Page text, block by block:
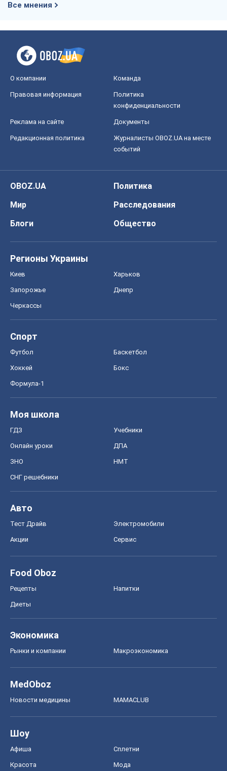
Все мнения
О компании Команда
Правовая информация
Политика
конфиденциальности
Реклама на сайте Документы
Редакционная политика
Журналисты OBOZ.UA на месте
событий
OBOZ.UA
Политика
Мир
Расследования
Блоги
Общество
Регионы Украины
Киев Харьков
Запорожье Днепр
Черкассы
Спорт
Футбол Баскетбол
Хоккей Бокс
Формула-1
Моя школа
ГДЗ Учебники
Онлайн уроки ДПА
ЗНО НМТ
СНГ решебники
Авто
Тест Драйв Электромобили
Акции Сервис
Food Oboz
Рецепты Напитки
Диеты
Экономика
Рынки и компании Mакроэкономика
MedOboz
Новости медицины MAMACLUB
Шоу
Афиша Сплетни
Красота Мода